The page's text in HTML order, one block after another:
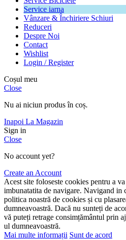
Service iarna
Vânzare & Închiriere Schiuri
Reduceri
Despre Noi
Contact
Wishlist
Login / Register
Coșul meu
Close
Nu ai niciun produs în coș.
Inapoi La Magazin
Sign in
Close
No account yet?
Create an Account
Acest site foloseste cookies pentru a
imbunatatita de navigare. Navigand in
politica noastră de cookies și cu
dumneavoastră. Dacă nu sunteți de
vă puteți retrage consimțământul prin
ul dumneavoastră.
Mai multe informații Sunt de acord